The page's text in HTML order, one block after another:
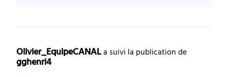
Olivier_EquipeCANAL a suivi la publication de
gghenri4